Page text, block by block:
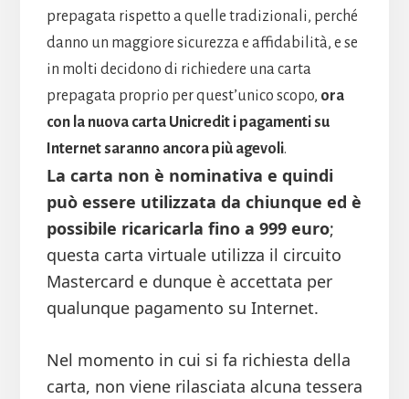
prepagata rispetto a quelle tradizionali, perché
danno un maggiore sicurezza e affidabilità, e se
in molti decidono di richiedere una carta
prepagata proprio per quest’unico scopo, ora
con la nuova carta Unicredit i pagamenti su
Internet saranno ancora più agevoli.
La carta non è nominativa e quindi
può essere utilizzata da chiunque ed è
possibile ricaricarla fino a 999 euro;
questa carta virtuale utilizza il circuito
Mastercard e dunque è accettata per
qualunque pagamento su Internet.
Nel momento in cui si fa richiesta della
carta, non viene rilasciata alcuna tessera